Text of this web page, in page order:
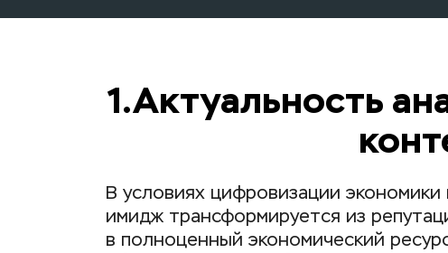
1.Актуальность
В условиях цифровизации экономики
имидж трансформируется из
в полноценный экономический